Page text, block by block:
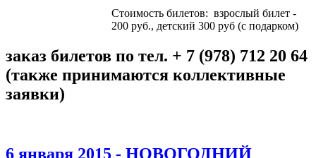
Стоимость билетов: взрослый билет -
200 руб., детский 300 руб (с подарком)
заказ билетов по тел. + 7 (978) 712 20 64
(также принимаются коллективные
заявки)
6 января 2015 - НОВОГОДНИЙ